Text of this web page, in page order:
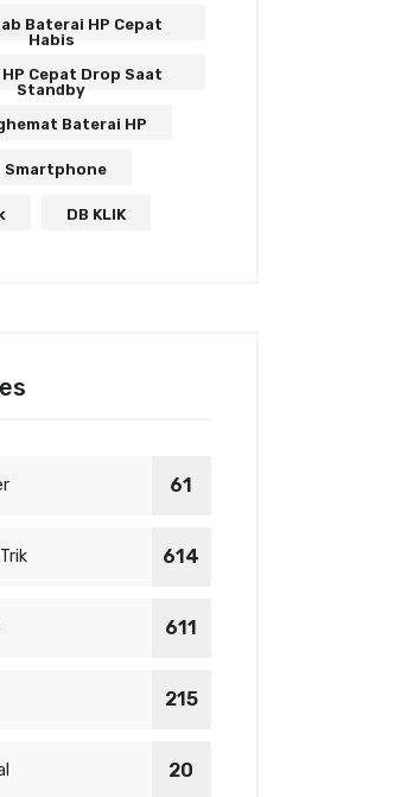
Baterai HP Cepat
Habis
Cepat Drop Saat
Standby
Baterai HP
Smartphone
DB KLIK
61
614
611
215
20